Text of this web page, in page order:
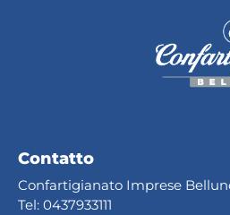
Contatto
Confartigianato Imprese
Tel: 0437933111